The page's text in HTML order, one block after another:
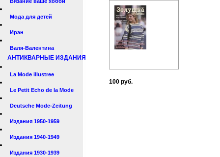
Мода для детей
Ирэн
Валя-Валентина
АНТИКВАРНЫЕ ИЗДАНИЯ
La Mode illustree
Le Petit Echo de la Mode
Deutsche Mode-Zeitung
Издания 1950-1959
Издания 1940-1949
Издания 1930-1939
100 руб.